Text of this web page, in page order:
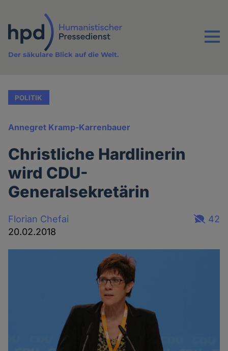
Inhalt
Menu
Der säkulare Blick auf die Welt.
POLITIK
Annegret Kramp-Karrenbauer
Christliche Hardlinerin
wird CDU-
Generalsekretärin
Florian Chefai
20.02.2018
42